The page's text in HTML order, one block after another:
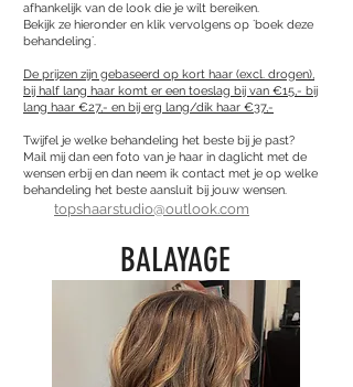
afhankelijk van de look die je wilt bereiken.
Bekijk ze hieronder en klik vervolgens op ´boek deze
behandeling´.
De prijzen zijn gebaseerd op kort haar (excl. drogen),
bij half lang haar komt er een toeslag bij van €15,- bij
lang haar €27,- en bij erg lang/dik haar €37,-
Twijfel je welke behandeling het beste bij je past?
Mail mij dan een foto van je haar in daglicht met de
wensen erbij en dan neem ik contact met je op welke
behandeling het beste aansluit bij jouw wensen.
topshaarstudio@outlook.com
BALAYAGE